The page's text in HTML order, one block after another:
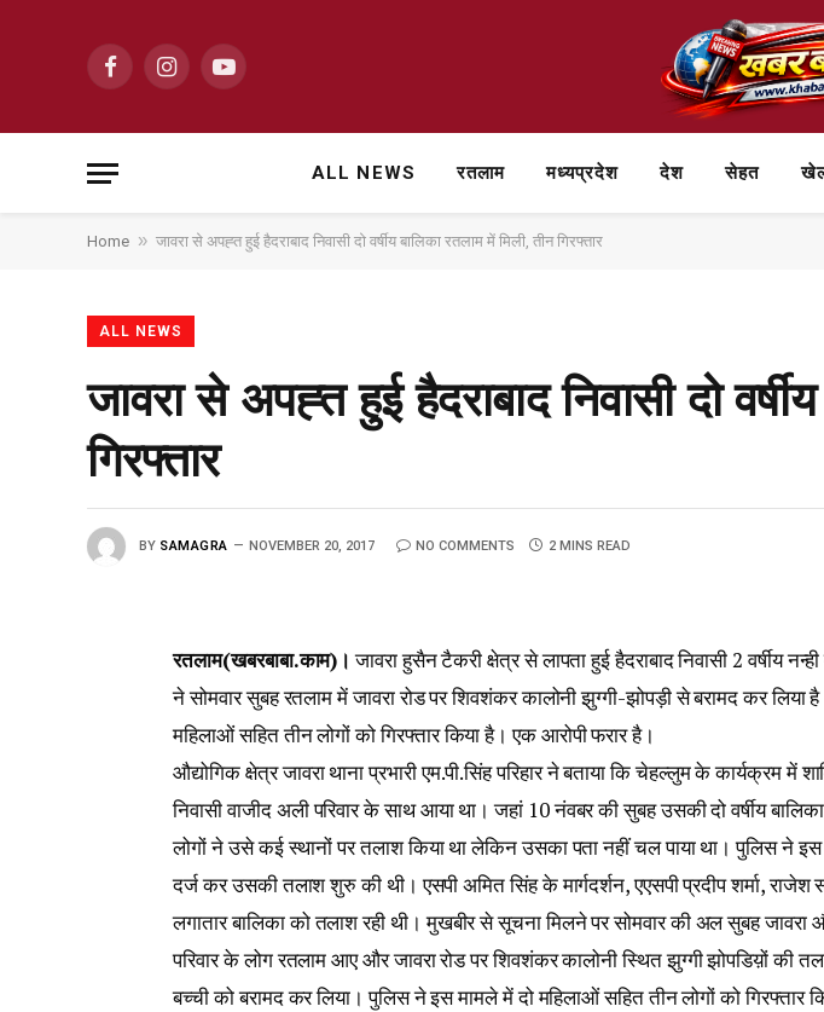
FacebookInstagramYouTube
ALL NEWS रतलाम मध्यप्रदेश देश सेहत
Home » जावरा से अपह्त हुई हैदराबाद निवासी दो वर्षीय बालिका रतलाम में मिली, तीन गिरफ्तार
ALL NEWS
जावरा से अपह्त हुई हैदराबाद निवासी दो
गिरफ्तार
BY SAMAGRA NOVEMBER 20, 2017 NO COMMENTS 2 MINS READ
रतलाम(खबरबाबा.काम)। जावरा हुसैन टैकरी क्षेत्र से लापता हुई हैदराबाद निवासी 2 वर्षीय
ने सोमवार सुबह रतलाम में जावरा रोड पर शिवशंकर कालोनी झुग्गी-झोपड़ी से बरामद कर लिया
महिलाओं सहित तीन लोगों को गिरफ्तार किया है। एक आरोपी फरार है।
औद्योगिक क्षेत्र जावरा थाना प्रभारी एम.पी.सिंह परिहार ने बताया कि चेहल्लुम के कार्यक्रम में
निवासी वाजीद अली परिवार के साथ आया था। जहां 10 नंवबर की सुबह उसकी दो वर्षीय
लोगों ने उसे कई स्थानों पर तलाश किया था लेकिन उसका पता नहीं चल पाया था। पुलिस ने
दर्ज कर उसकी तलाश शुरु की थी। एसपी अमित सिंह के मार्गदर्शन, एएसपी प्रदीप शर्मा, राजेश
लगातार बालिका को तलाश रही थी। मुखबीर से सूचना मिलने पर सोमवार की अल सुबह जावरा
परिवार के लोग रतलाम आए और जावरा रोड पर शिवशंकर कालोनी स्थित झुग्गी झोपडिय़ों की
बच्ची को बरामद कर लिया। पुलिस ने इस मामले में दो महिलाओं सहित तीन लोगों को गिरफ्तार